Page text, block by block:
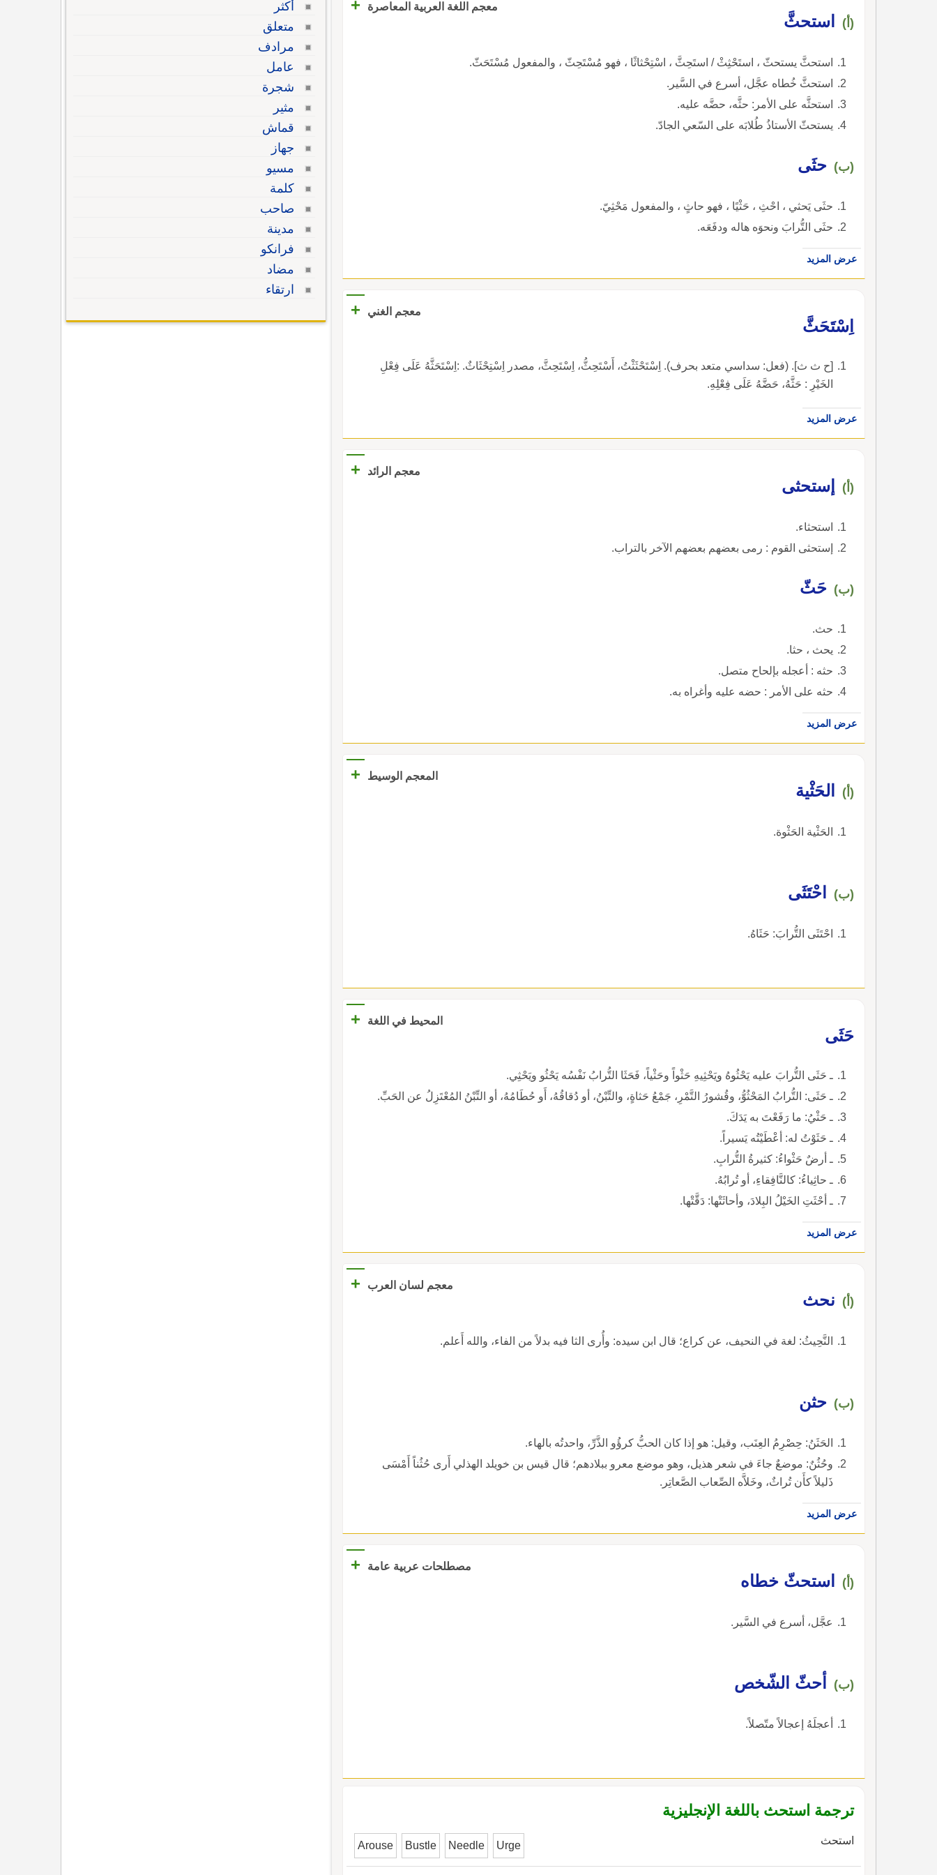
معجم اللغة العربية المعاصرة +
(أ) استحثَّ
استحثَّ يستحثّ ، استَحْثِثْ / استَحِثَّ ، اسْتِحْثاثًا ، فهو مُسْتَحِثّ ، والمفعول مُسْتَحَثّ.
استحثَّ خُطاه عجَّل، أسرع في السَّير.
استحثَّه على الأمر: حثَّه، حضَّه عليه.
يستحثّ الأستاذُ طُلابَه على السّعي الجادّ.
(ب) حثَى
حثَى يَحثي ، احْثِ ، حَثْيًا ، فهو حاثٍ ، والمفعول مَحْثِيّ.
حثَى التُّرابَ ونحوَه هاله ودفَعَه.
عرض المزيد
معجم الغني
+
اِسْتَحَثَّ
[ح ث ث]. (فعل: سداسي متعد بحرف). اِسْتَحْثَثْتُ، أَسْتَحِثُّ، اِسْتَحِثَّ، مصدر اِسْتِحْثَاثٌ. :اِسْتَحَثَّهُ عَلَى فِعْلِ
الخَيْرِ : حَثَّهُ، حَضَّهُ عَلَى فِعْلِهِ.
عرض المزيد
معجم الرائد +
(أ) إستحثى
استحثاء.
إستحثى القوم : رمى بعضهم بعضهم الآخر بالتراب.
(ب) حَثّ
حث.
يحث ، حثا.
حثه : أعجله بإلحاح متصل.
حثه على الأمر : حضه عليه وأغراه به.
عرض المزيد
المعجم الوسيط +
(أ) الحَثْية
الحَثْية الحَثْوة.
(ب) احْتَثَى
احْتَثَى التُّرابَ: حَثَاهُ.
المحيط في اللغة
+
حَثَى
ـ حَثَى التُّرابَ عليه يَحْثُوهُ ويَحْثِيهِ حَثْواً وحَثْياً، فَحَثَا التُّرابُ نَفْسُه يَحْثُو ويَحْثِي.
ـ حَثَى: التُّرابُ المَحْثُوُّ، وقُشورُ التَّمْرِ، جَمْعُ حَثاةٍ، والتِّبْنُ، أو دُقاقُهُ، أَو حُطَامُهُ، أو التِّبْنُ المُعْتَزِلُ عن الحَبِّ.
ـ حَثْيُ: ما رَفَعْتَ به يَدَكَ.
ـ حَثَوْتُ له: أعْطَيْتُه يَسيراً.
ـ أرضٌ حَثْواءُ: كثيرةُ التُّرابِ.
ـ حاثِياءُ: كالنَّافِقاءِ، أو تُرابُهُ.
ـ أحْثَتِ الخَيْلُ البِلادَ، وأحاثَتْها: دَقَّتْها.
عرض المزيد
معجم لسان العرب +
(أ) نحث
النَّحِيثُ: لغة في النحيف، عن كراع؛ قال ابن سيده: وأُرى الثا فيه بدلاً من الفاء، والله أَعلم.
(ب) حثن
الحَثَنُ: حِصْرِمُ العِنَب، وقيل: هو إذا كان الحبُّ كرؤُو الذَّرِّ، واحدتُه بالهاء.
وحُثُنٌ: موضعٌ جاءَ في شعر هذيل، وهو موضع معرو ببلادهم؛ قال قيس بن خويلد الهذلي أَرى حُثُناً أَمْسَى
ذَليلاً كأَن تُراثٌ، وخَلاَّه الصِّعاب الصَّعاتِر.
عرض المزيد
مصطلحات عربية عامة +
(أ) استحثّ خطاه
عجَّل، أسرع في السَّير.
(ب) أحثّ الشّخص
أعجلَهُ إعجالاً متّصلاً.
ترجمة استحث باللغة الإنجليزية
استحث Arouse Bustle Needle Urge
أكثر
متعلق
مرادف
عامل
شجرة
مثير
قماش
جهاز
مسيو
كلمة
صاحب
مدينة
فرانكو
مضاد
ارتقاء